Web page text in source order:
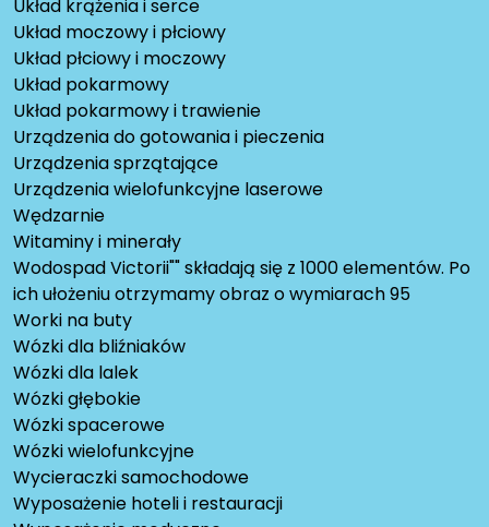
Układ krążenia i serce
Układ moczowy i płciowy
Układ płciowy i moczowy
Układ pokarmowy
Układ pokarmowy i trawienie
Urządzenia do gotowania i pieczenia
Urządzenia sprzątające
Urządzenia wielofunkcyjne laserowe
Wędzarnie
Witaminy i minerały
Wodospad Victorii"" składają się z 1000 elementów. Po
ich ułożeniu otrzymamy obraz o wymiarach 95
Worki na buty
Wózki dla bliźniaków
Wózki dla lalek
Wózki głębokie
Wózki spacerowe
Wózki wielofunkcyjne
Wycieraczki samochodowe
Wyposażenie hoteli i restauracji